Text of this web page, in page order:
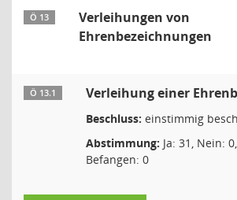
Ö 13
Verleihungen von
Ehrenbezeichnungen
Ö 13.1 Verleihung einer
Beschluss: einstimmig
Abstimmung: Ja: 31, Nein:
Befangen: 0